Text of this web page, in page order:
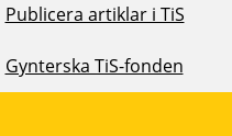
Publicera artiklar i TiS
Gynterska TiS-fonden